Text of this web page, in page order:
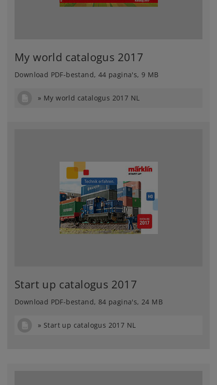
My world catalogus 2017
Download PDF-bestand, 44 pagina's, 9 MB
My world catalogus 2017 NL
Start up catalogus 2017
Download PDF-bestand, 84 pagina's, 24 MB
Start up catalogus 2017 NL